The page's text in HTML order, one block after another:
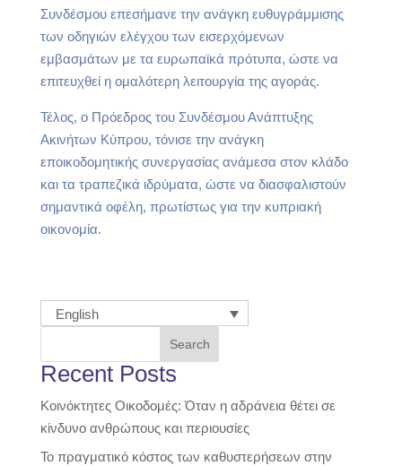
Συνδέσμου επεσήμανε την ανάγκη ευθυγράμμισης
των οδηγιών ελέγχου των εισερχόμενων
εμβασμάτων με τα ευρωπαϊκά πρότυπα, ώστε να
επιτευχθεί η ομαλότερη λειτουργία της αγοράς.
Τέλος, ο Πρόεδρος του Συνδέσμου Ανάπτυξης
Ακινήτων Κύπρου, τόνισε την ανάγκη
εποικοδομητικής συνεργασίας ανάμεσα στον κλάδο
και τα τραπεζικά ιδρύματα, ώστε να διασφαλιστούν
σημαντικά οφέλη, πρωτίστως για την κυπριακή
οικονομία.
English
Search
Recent Posts
Κοινόκτητες Οικοδομές: Όταν η αδράνεια θέτει σε
κίνδυνο ανθρώπους και περιουσίες
Το πραγματικό κόστος των καθυστερήσεων στην